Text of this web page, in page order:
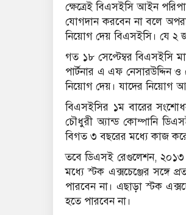
ক্ষেত্রেই বিএসইসি আইন
যোগদান করবেন না বলে
নিয়োগ দেয় বিএসইসি। যে ২
গত ১৮ সেপ্টেম্বর বিএসইসি
পার্টনার এ এফ নেসারউদ্দিন
নিয়োগ দেয়। যাদের নিয়োগ
বিএসইসির ১ম বারের
চৌধুরী অ্যান্ড কোম্পানি
বিগত ৩ বছরের মধ্যে কাজ
তবে ডিএসই রেগুলেশন, ২০১৩
মধ্যে স্টক এক্সচেঞ্জের সঙ্গে
পারবেন না। এছাড়া স্টক
হতে পারবেন না।